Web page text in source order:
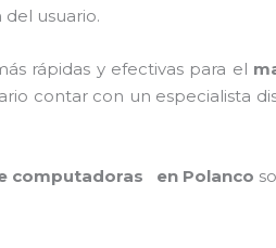
usuario.
rápidas y efectivas para el
contar con un especialista
computadoras en Polanco